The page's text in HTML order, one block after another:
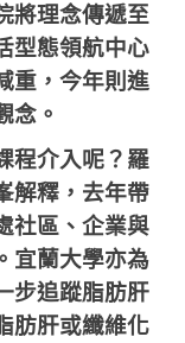
將理念傳遞至
型態領航中心
重，今年則進
念。
程介入呢？羅
解釋，去年帶
社區、企業與
宜蘭大學亦為
步追蹤脂肪肝
肪肝或纖維化